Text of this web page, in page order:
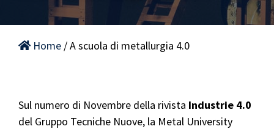
Home / A scuola di metallurgia 4.0
Sul numero di Novembre della rivista Industrie 4.0
del Gruppo Tecniche Nuove, la Metal University